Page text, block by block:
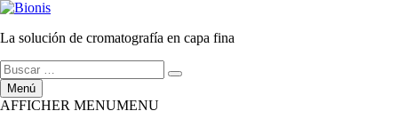
Ir
contenido
La solución de cromatografía en capa fina
Buscar
por:
Buscar
Menú
AFFICHER MENUMENU